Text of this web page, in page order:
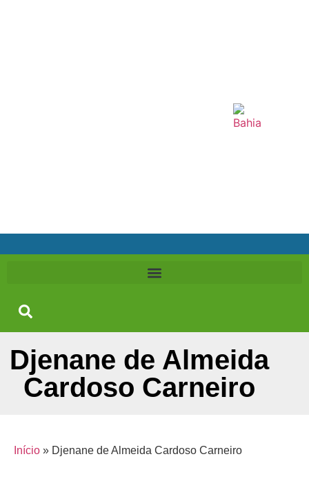
Djenane de Almeida
Cardoso Carneiro
Início » Djenane de Almeida Cardoso Carneiro